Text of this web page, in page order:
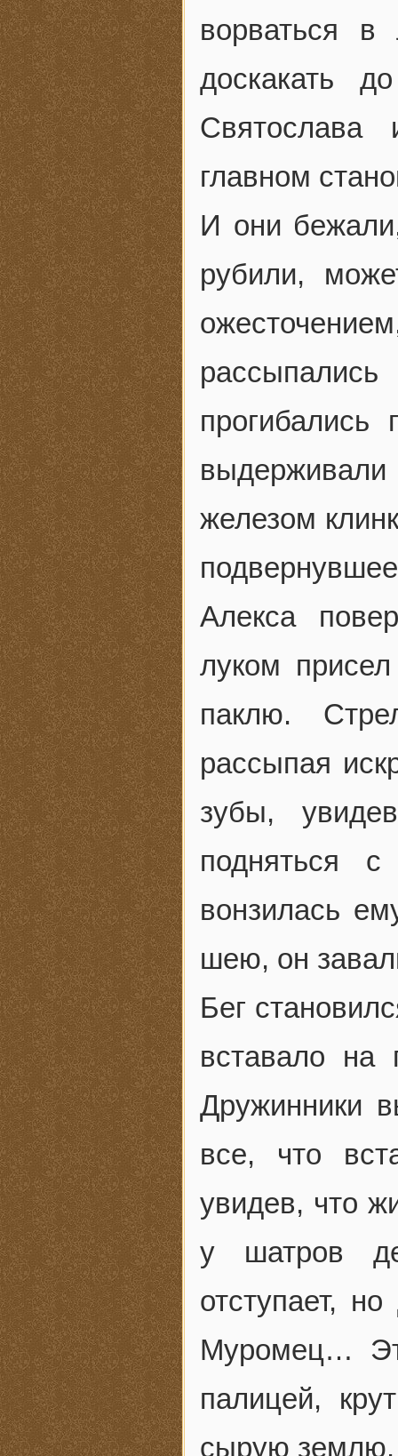
ворваться
доскакать
Святослава
главном
И они
рубили,
железом
Алекса
луком
паклю.
рассыпая
зубы,
подняться
вонзилась
шею, он
Бег
вставало на
Дружинники
все, что
увидев, что
у шатров
отступает,
Муромец…
палицей,
сырую